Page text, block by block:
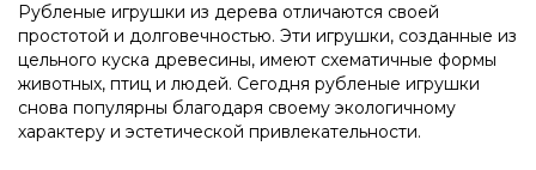
Рубленые игрушки из дерева отличаются своей
простотой и долговечностью. Эти игрушки, созданные из
цельного куска древесины, имеют схематичные формы
животных, птиц и людей. Сегодня рубленые игрушки
снова популярны благодаря своему экологичному
характеру и эстетической привлекательности.